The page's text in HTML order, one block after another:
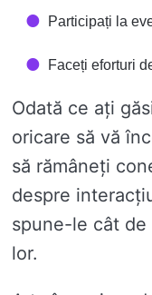
Participați la
Faceți eforturi
Odată ce ați
oricare să vă
să rămâneți
despre
spune-le cât
lor.